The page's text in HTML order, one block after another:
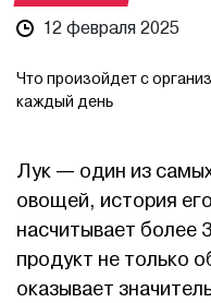
12 февраля 2025
Что произойдет с
каждый день
Лук — один из
овощей, история
насчитывает более
продукт не только
оказывает